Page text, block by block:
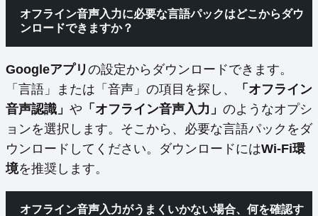
オフライン音声入力に必要な言語パックはどこからダウ
ンロードできますか？
Googleアプリ の設定からダウンロードできます。
「言語」または「音声」の項目を探し、
「オフライン
音声認識」 や 「オフライン音声入力」 のようなオプシ
ョンを選択します。そこから、必要な言語パックをダ
ウンロードしてください。ダウンロードにはWi-Fi環
境を推奨します。
オフライン音声入力がうまくいかない場合、何を確認す